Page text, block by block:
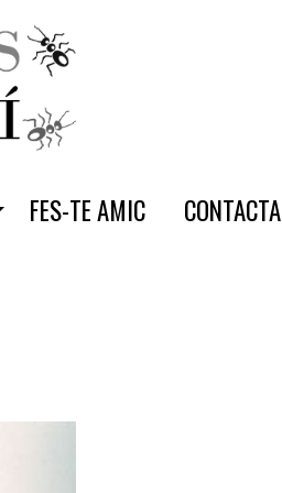
FES-TE AMIC CONTACTA